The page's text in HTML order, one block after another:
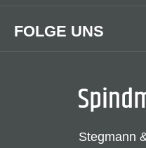
Stegmann
FOLGE UNS